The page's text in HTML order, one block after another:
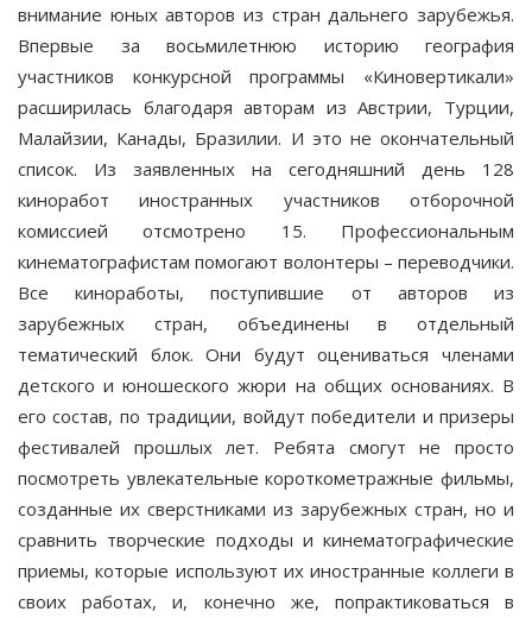
внимание юных авторов из стран дальнего зарубежья.
Впервые за восьмилетнюю историю география
участников конкурсной программы «Киновертикали»
расширилась благодаря авторам из Австрии, Турции,
Малайзии, Канады, Бразилии. И это не окончательный
список. Из заявленных на сегодняшний день 128
киноработ иностранных участников отборочной
комиссией отсмотрено 15. Профессиональным
кинематографистам помогают волонтеры – переводчики.
Все киноработы, поступившие от авторов из
зарубежных стран, объединены в отдельный
тематический блок. Они будут оцениваться членами
детского и юношеского жюри на общих основаниях. В
его состав, по традиции, войдут победители и призеры
фестивалей прошлых лет. Ребята смогут не просто
посмотреть увлекательные короткометражные фильмы,
созданные их сверстниками из зарубежных стран, но и
сравнить творческие подходы и кинематографические
приемы, которые используют их иностранные коллеги в
своих работах, и, конечно же, попрактиковаться в